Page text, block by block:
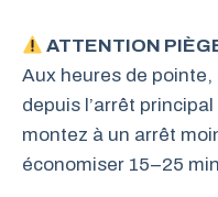
ATTENTION
Aux heures de
depuis l’arrêt
montez à un arrêt
économiser 15–25